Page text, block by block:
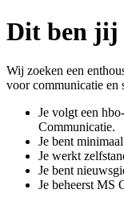
Dit ben jij
Wij zoeken een
voor communicatie en
Je volgt een
Communicatie.
Je bent
Je werkt
Je bent
Je beheerst MS